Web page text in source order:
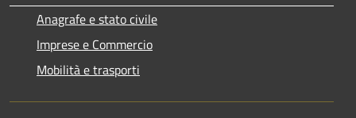
Anagrafe e stato civile
Imprese e Commercio
Mobilità e trasporti